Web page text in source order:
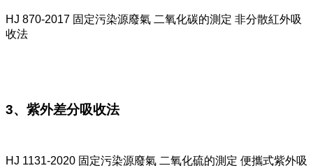
HJ 870-2017 固定污染源廢氣 二氧化碳的測定 非分散紅外吸
收法
3、紫外差分吸收法
HJ 1131-2020 固定污染源廢氣 二氧化硫的測定 便攜式紫外吸